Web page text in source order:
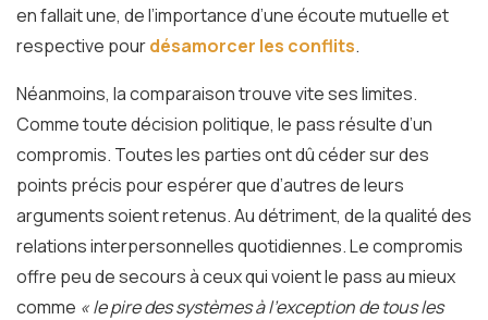
en fallait une, de l’importance d’une écoute mutuelle et
respective pourdésamorcer les conflits.
Néanmoins, la comparaison trouve vite ses limites.
Comme toute décision politique, le pass résulte d’un
compromis. Toutes les parties ont dû céder sur des
points précis pour espérer que d’autres de leurs
arguments soient retenus. Au détriment, de la qualité des
relations interpersonnelles quotidiennes. Le compromis
offre peu de secours à ceux qui voient le pass au mieux
comme « le pire des systèmes à l’exception de tous les